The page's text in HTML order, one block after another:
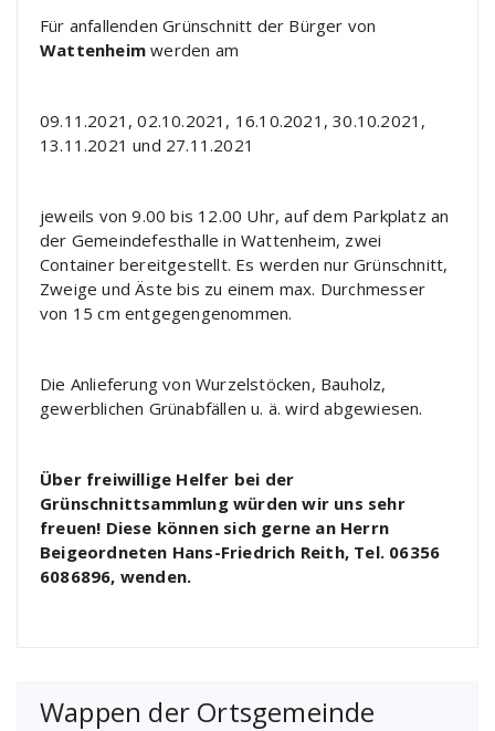
Für anfallenden Grünschnitt der Bürger von
Wattenheimwerden am
09.11.2021, 02.10.2021, 16.10.2021, 30.10.2021,
13.11.2021 und 27.11.2021
jeweils von 9.00 bis 12.00 Uhr, auf dem Parkplatz an
der Gemeindefesthalle in Wattenheim, zwei
Container bereitgestellt. Es werden nur Grünschnitt,
Zweige und Äste bis zu einem max. Durchmesser
von 15 cm entgegengenommen.
Die Anlieferung von Wurzelstöcken, Bauholz,
gewerblichen Grünabfällen u. ä. wird abgewiesen.
Über freiwillige Helfer bei der
Grünschnittsammlung würden wir uns sehr
freuen! Diese können sich gerne an Herrn
Beigeordneten Hans-Friedrich Reith, Tel. 06356
6086896, wenden.
Wappen der Ortsgemeinde